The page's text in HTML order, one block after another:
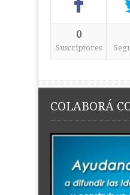
0
Suscriptores
COLABORÁ